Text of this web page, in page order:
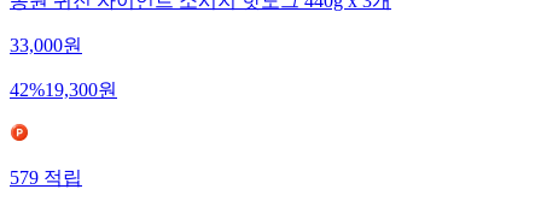
동원 퀴진 자이언트 소시지 핫도그 440g x 3개
33,000원
42%19,300원
579적립